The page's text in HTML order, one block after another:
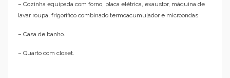
– Cozinha equipada com forno, placa elétrica, exaustor, máquina de
lavar roupa, frigorífico combinado termoacumulador e microondas.
– Casa de banho.
– Quarto com closet.